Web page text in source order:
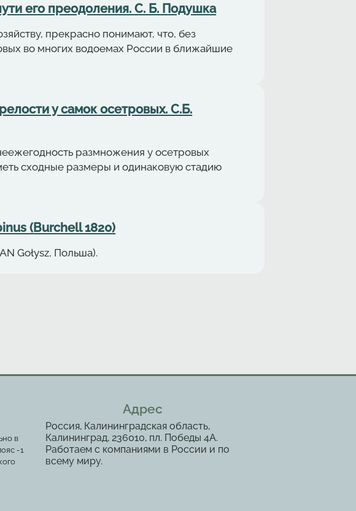
его преодоления. С. Б. Подушка
прекрасно понимают, что, без
во многих водоемах России в ближайшие
у самок осетровых. С.Б.
размножения у осетровых
сходные размеры и одинаковую стадию
(Burchell 1820)
Gołysz, Польша).
в
-1
Адрес
Россия, Калининградская область,
Калининград, 236010, пл. Победы 4А.
Работаем с компаниями в России и по
всему миру.